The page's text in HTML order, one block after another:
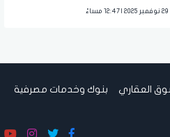
29 نوفمبر 2025 | 12:47 مساءً
العقاري بنوك وخدمات مصرفية